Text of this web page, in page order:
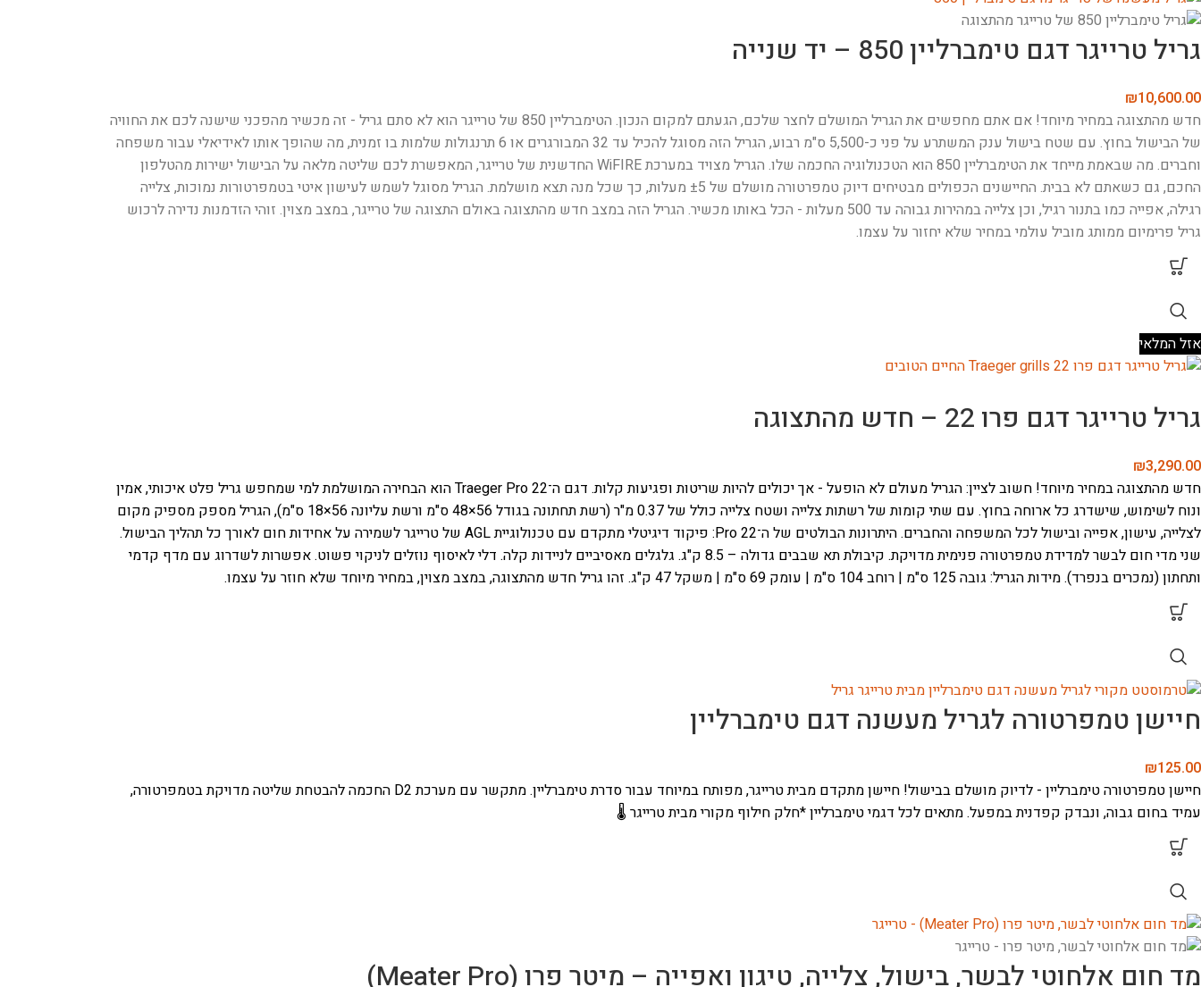
גריל טרייגר דגם טימברליין 850 – יד שנייה
₪10,600.00
חדש מהתצוגה במחיר מיוחד! אם אתם מחפשים את הגריל המושלם לחצר שלכם, הגעתם למקום הנכון. הטימברליין 850 של טרייגר הוא לא סתם גריל - זה מכשיר מהפכני שישנה לכם את החוויה
של הבישול בחוץ. עם שטח בישול ענק המשתרע על פני כ-5,500 ס"מ רבוע, הגריל הזה מסוגל להכיל עד 32 המבורגרים או 6 תרנגולות שלמות בו זמנית, מה שהופך אותו לאידיאלי עבור משפחה
וחברים. מה שבאמת מייחד את הטימברליין 850 הוא הטכנולוגיה החכמה שלו. הגריל מצויד במערכת WiFIRE החדשנית של טרייגר, המאפשרת לכם שליטה מלאה על הבישול ישירות מהטלפון
החכם, גם כשאתם לא בבית. החיישנים הכפולים מבטיחים דיוק טמפרטורה מושלם של ±5 מעלות, כך שכל מנה תצא מושלמת. הגריל מסוגל לשמש לעישון איטי בטמפרטורות נמוכות, צלייה
רגילה, אפייה כמו בתנור רגיל, וכן צלייה במהירות גבוהה עד 500 מעלות - הכל באותו מכשיר. הגריל הזה במצב חדש מהתצוגה באולם התצוגה של טרייגר, במצב מצוין. זוהי הזדמנות נדירה לרכוש
גריל פרימיום ממותג מוביל עולמי במחיר שלא יחזור על עצמו.
אזל המלאי
גריל טרייגר דגם פרו 22 – חדש מהתצוגה
₪3,290.00
חדש מהתצוגה במחיר מיוחד! חשוב לציין: הגריל מעולם לא הופעל - אך יכולים להיות שריטות ופגיעות קלות.
דגם ה־Traeger Pro 22 הוא הבחירה המושלמת למי שמחפש גריל פלט איכותי, אמין
ונוח לשימוש, שישדרג כל ארוחה בחוץ.
עם שתי קומות של רשתות צלייה ושטח צלייה כולל של 0.37 מ"ר (רשת תחתונה בגודל 56×48 ס"מ ורשת עליונה 56×18 ס"מ), הגריל מספק מספיק מקום
לצלייה, עישון, אפייה ובישול לכל המשפחה והחברים.היתרונות הבולטים של ה־Pro 22:
פיקוד דיגיטלי מתקדם עם טכנולוגיית AGL של טרייגר לשמירה על אחידות חום לאורך כל תהליך הבישול.
שני מדי חום לבשר למדידת טמפרטורה פנימית מדויקת. קיבולת תא שבבים גדולה – 8.5 ק"ג. גלגלים מאסיביים לניידות קלה. דלי לאיסוף נוזלים לניקוי פשוט.אפשרות לשדרוג עם מדף קדמי
ותחתון (נמכרים בנפרד).מידות הגריל: גובה 125 ס"מ | רוחב 104 ס"מ | עומק 69 ס"מ | משקל 47 ק"ג. זהו גריל חדש מהתצוגה, במצב מצוין, במחיר מיוחד שלא חוזר על עצמו.
חיישן טמפרטורה לגריל מעשנה דגם טימברליין
₪125.00
חיישן טמפרטורה טימברליין - לדיוק מושלם בבישול!
חיישן מתקדם מבית טרייגר, מפותח במיוחד עבור סדרת טימברליין. מתקשר עם מערכת D2 החכמה להבטחת שליטה מדויקת בטמפרטורה,
עמיד בחום גבוה, ונבדק קפדנית במפעל.מתאים לכל דגמי טימברליין*חלק חילוף מקורי מבית טרייגר 🌡️
מד חום אלחוטי לבשר, בישול, צלייה, טיגון ואפייה – מיטר פרו (Meater Pro)